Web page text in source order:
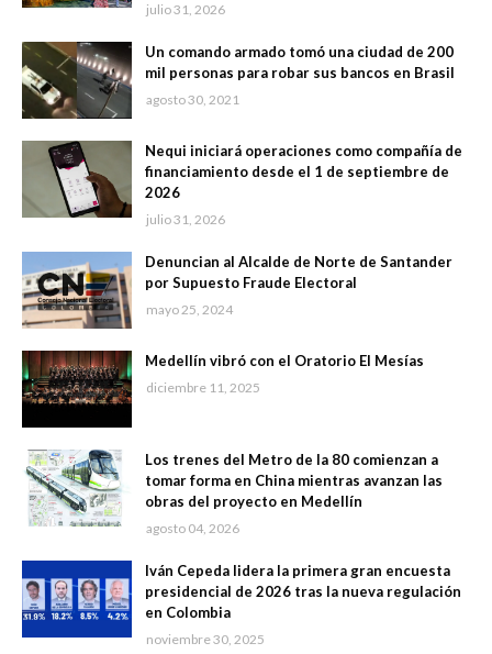
julio 31, 2026
Un comando armado tomó una ciudad de 200
mil personas para robar sus bancos en Brasil
agosto 30, 2021
Nequi iniciará operaciones como compañía de
financiamiento desde el 1 de septiembre de
2026
julio 31, 2026
Denuncian al Alcalde de Norte de Santander
por Supuesto Fraude Electoral
mayo 25, 2024
Medellín vibró con el Oratorio El Mesías
diciembre 11, 2025
Los trenes del Metro de la 80 comienzan a
tomar forma en China mientras avanzan las
obras del proyecto en Medellín
agosto 04, 2026
Iván Cepeda lidera la primera gran encuesta
presidencial de 2026 tras la nueva regulación
en Colombia
noviembre 30, 2025